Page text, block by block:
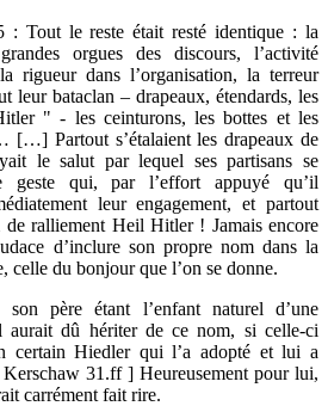
: Tout le reste était resté identique : la
orgues des discours, l’activité
rigueur dans l’organisation, la terreur
leur bataclan – drapeaux, étendards, les
" - les ceinturons, les bottes et les
[…] Partout s’étalaient les drapeaux de
le salut par lequel ses partisans se
geste qui, par l’effort appuyé qu’il
leur engagement, et partout
de ralliement Heil Hitler ! Jamais encore
d’inclure son propre nom dans la
celle du bonjour que l’on se donne.
père étant l’enfant naturel d’une
aurait dû hériter de ce nom, si celle-ci
certain Hiedler qui l’a adopté et lui a
31.ff ] Heureusement pour lui,
carrément fait rire.